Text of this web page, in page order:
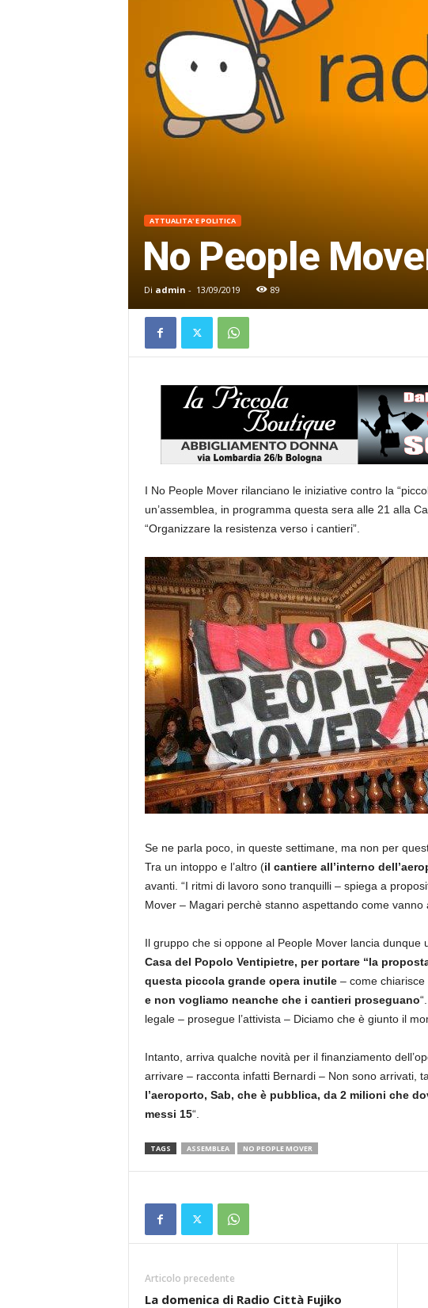
ATTUALITA' E POLITICA
No People
Di admin - 13/09/2019 89
I No People Mover rilanciano le iniziative contro la
un’assemblea, in programma questa sera alle 21 alla
“Organizzare la resistenza verso i cantieri”.
Se ne parla poco, in queste settimane, ma non per
Tra un intoppo e l’altro (il cantiere all’interno
avanti. “I ritmi di lavoro sono tranquilli – spiega a
Mover – Magari perchè stanno aspettando come vanno
Il gruppo che si oppone al People Mover lancia dunque
Casa del Popolo Ventipietre, per portare “la
questa piccola grande opera inutile– come chiarisce
e non vogliamo neanche che i cantieri proseguano
legale – prosegue l’attivista – Diciamo che è giunto il
Intanto, arriva qualche novità per il finanziamento
arrivare – racconta infatti Bernardi – Non sono arrivati,
l’aeroporto, Sab, che è pubblica, da 2 milioni che
messi 15“.
TAGS ASSEMBLEA NO PEOPLE MOVER
Articolo precedente
La domenica di Radio Città Fujiko